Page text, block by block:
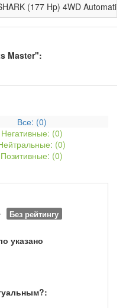
(177 Hp) 4WD Automatic
Master":
Все: (0)
Негативные: (0)
(0)
Позитивные: (0)
Без рейтингу
указано